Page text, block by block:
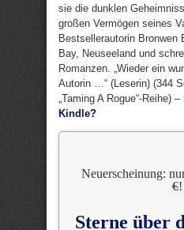
sie die dunklen
großen Vermögen seines
Bestsellerautorin Bronwen
Bay, Neuseeland und
Romanzen. „Wieder ein
Autorin …“ (Leserin) (344
„Taming A Rogue“-Reihe) –
Kindle?
Neuerscheinung:
€!
Sterne über